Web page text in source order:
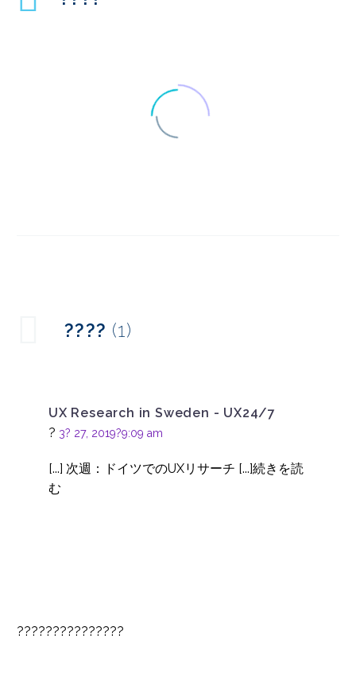
インドでUXリサーチを
行う際の言語的な課題
クスペリエンスの鍵に
なる理由
07 4? 2014
1
02 10? 2019
サーチ
???? (1)
UX Research in Sweden - UX24/7
? 3? 27, 2019?9:09 am
[...] 次週：ドイツでのUXリサーチ [...]続きを読
む
???????????????